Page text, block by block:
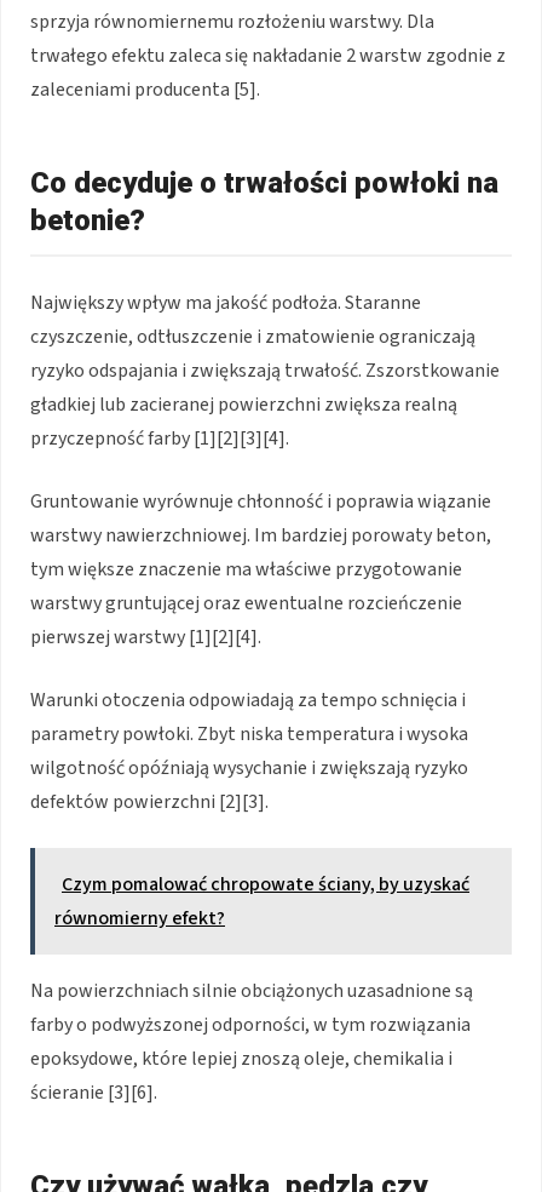
sprzyja równomiernemu rozłożeniu warstwy. Dla
trwałego efektu zaleca się nakładanie 2 warstw zgodnie z
zaleceniami producenta [5].
Co decyduje o trwałości powłoki na
betonie?
Największy wpływ ma jakość podłoża. Staranne
czyszczenie, odtłuszczenie i zmatowienie ograniczają
ryzyko odspajania i zwiększają trwałość. Zszorstkowanie
gładkiej lub zacieranej powierzchni zwiększa realną
przyczepność farby [1][2][3][4].
Gruntowanie wyrównuje chłonność i poprawia wiązanie
warstwy nawierzchniowej. Im bardziej porowaty beton,
tym większe znaczenie ma właściwe przygotowanie
warstwy gruntującej oraz ewentualne rozcieńczenie
pierwszej warstwy [1][2][4].
Warunki otoczenia odpowiadają za tempo schnięcia i
parametry powłoki. Zbyt niska temperatura i wysoka
wilgotność opóźniają wysychanie i zwiększają ryzyko
defektów powierzchni [2][3].
Czym pomalować chropowate ściany, by uzyskać
równomierny efekt?
Na powierzchniach silnie obciążonych uzasadnione są
farby o podwyższonej odporności, w tym rozwiązania
epoksydowe, które lepiej znoszą oleje, chemikalia i
ścieranie [3][6].